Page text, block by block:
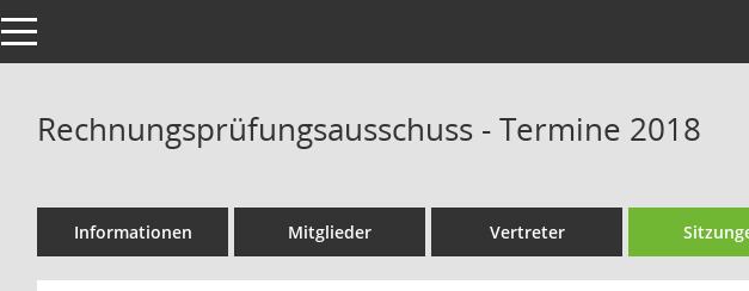
Toggle navigation
Rechnungsprüfungsausschuss - Termine 2018
Informationen Mitglieder Vertreter